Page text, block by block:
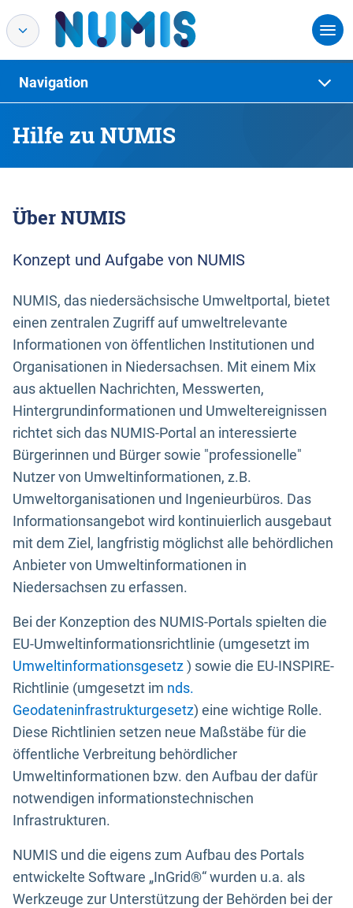
Hilfe zu NUMIS
Navigation
Über NUMIS
Konzept und Aufgabe von NUMIS
NUMIS, das niedersächsische Umweltportal, bietet
einen zentralen Zugriff auf umweltrelevante
Informationen von öffentlichen Institutionen und
Organisationen in Niedersachsen. Mit einem Mix
aus aktuellen Nachrichten, Messwerten,
Hintergrundinformationen und Umweltereignissen
richtet sich das NUMIS-Portal an interessierte
Bürgerinnen und Bürger sowie "professionelle"
Nutzer von Umweltinformationen, z.B.
Umweltorganisationen und Ingenieurbüros. Das
Informationsangebot wird kontinuierlich ausgebaut
mit dem Ziel, langfristig möglichst alle behördlichen
Anbieter von Umweltinformationen in
Niedersachsen zu erfassen.
Bei der Konzeption des NUMIS-Portals spielten die
EU-Umweltinformationsrichtlinie (umgesetzt im
Umweltinformationsgesetz) sowie die EU-INSPIRE-
Richtlinie (umgesetzt im nds.
Geodateninfrastrukturgesetz) eine wichtige Rolle.
Diese Richtlinien setzen neue Maßstäbe für die
öffentliche Verbreitung behördlicher
Umweltinformationen bzw. den Aufbau der dafür
notwendigen informationstechnischen
Infrastrukturen.
NUMIS und die eigens zum Aufbau des Portals
entwickelte Software „InGrid®“ wurden u.a. als
Werkzeuge zur Unterstützung der Behörden bei der